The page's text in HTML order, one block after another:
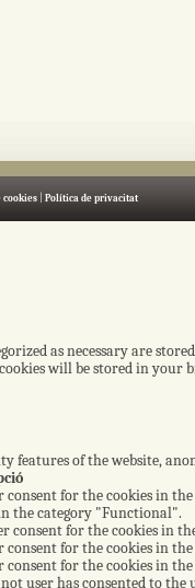
cookies| Política de privacitat
as necessary are
will be stored in
features of the website,
consent for the cookies in
the category "Functional".
consent for the cookies in
consent for the cookies in
consent for the cookies in
user has consented to